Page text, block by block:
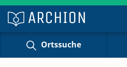
Ortssuche